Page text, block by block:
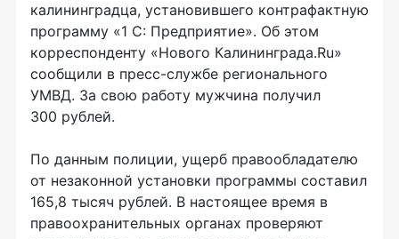
калининградца, установившего контрафактную
программу «1 С: Предприятие». Об этом
корреспонденту «Нового Калининграда.Ru»
сообщили в пресс-службе регионального
УМВД. За свою работу мужчина получил
300 рублей.
По данным полиции, ущерб правообладателю
от незаконной установки программы составил
165,8 тысяч рублей. В настоящее время в
правоохранительных органах проверяют